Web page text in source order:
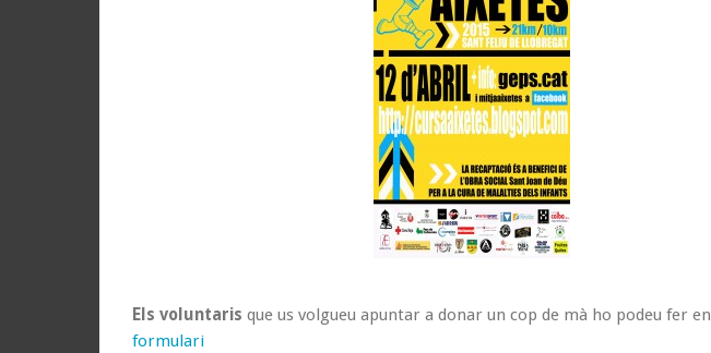
Els voluntaris que us volgueu apuntar a donar un cop de mà ho podeu fer en
formulari